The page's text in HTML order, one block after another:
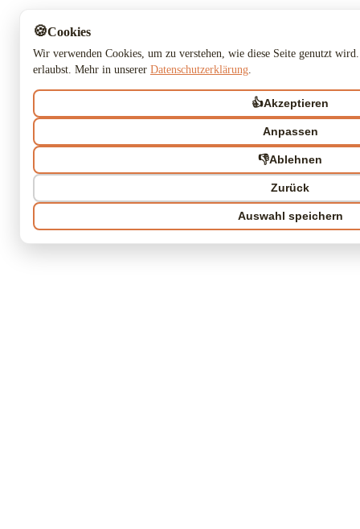
🍪Cookies
Wir verwenden Cookies, um zu verstehen, wie diese Seite genutzt
erlaubst. Mehr in unserer Datenschutzerklärung.
👍Akzeptieren
Anpassen
👎Ablehnen
Zurück
Auswahl speichern